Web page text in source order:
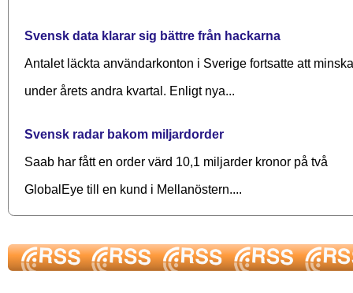
Svensk data klarar sig bättre från hackarna
Antalet läckta användarkonton i Sverige fortsatte att minska
under årets andra kvartal. Enligt nya...
Svensk radar bakom miljardorder
Saab har fått en order värd 10,1 miljarder kronor på två
GlobalEye till en kund i Mellanöstern....